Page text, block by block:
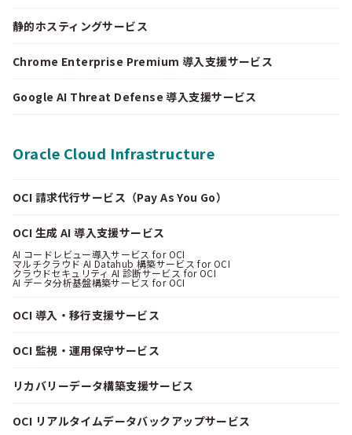
静的ホスティングサービス
Chrome Enterprise Premium 導入支援サービス
Google AI Threat Defense 導入支援サービス
Oracle Cloud Infrastructure
OCI 請求代行サービス（Pay As You Go）
OCI 生成 AI 導入支援サービス
AI コードレビュー導入サービス for OCI
マルチクラウド AI Datahub 構築サービス for OCI
クラウドセキュリティ AI 診断サービス for OCI
AI データ分析基盤構築サービス for OCI
OCI 導入・移行支援サービス
OCI 監視・運用保守サービス
リカバリーデータ構築支援サービス
OCI リアルタイムデータバックアップサービス